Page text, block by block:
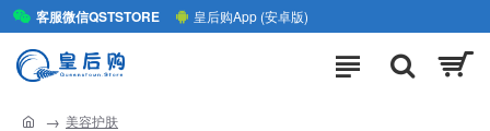
客服微信QSTSTORE 皇后购App (安卓版)
美容护肤